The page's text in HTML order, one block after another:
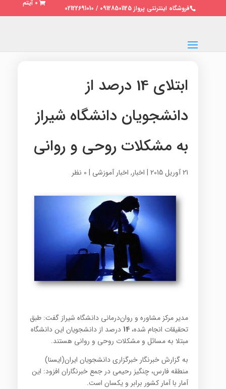
فروشگاه اینترنتی پرواز 09128501125 / 02122691010
0 آیتم
ابتلای 14 درصد از
دانشجویان دانشگاه شیراز
به مشکلات روحی و روانی
21 آوریل 2015 | اخبار, اخبار آموزشی | 0 نظر
مدیر مرکز مشاوره و روان‌درمانی دانشگاه شیراز گفت: طبق
تحقیقات انجام شده،
درصد از دانشجویان این دانشگاه
مبتلا به مسائل و مشکلات روحی و روانی هستند.
به گزارش خبرنگار خبرگزاری دانشجویان ایران(ایسنا)
منطقه فارس، چنگیز رحیمی در جمع خبرنگاران افزود: این
آمار با آمار کشور برابر و یکسان است.